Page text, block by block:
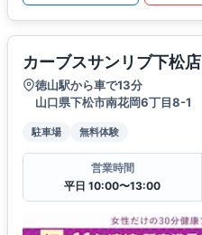
カーブスサンリブ下松店
徳山駅から車で13分
山口県下松市南花岡6丁目8-1
駐車場 無料体験
営業時間
平日 10:00〜13:00